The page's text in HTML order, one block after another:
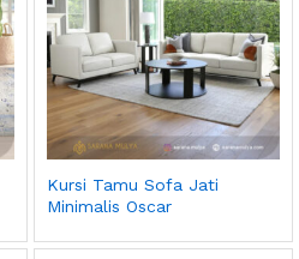
Kursi Tamu Sofa Jati
Minimalis Oscar